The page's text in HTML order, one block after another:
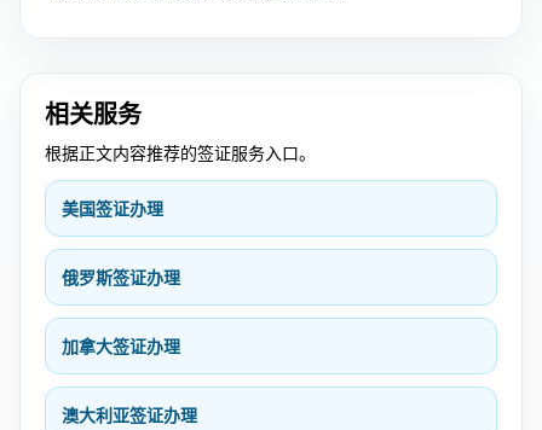
相关服务
根据正文内容推荐的签证服务入口。
美国签证办理
俄罗斯签证办理
加拿大签证办理
澳大利亚签证办理